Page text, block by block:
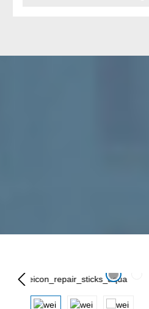
Pomiń galerię zdjęć